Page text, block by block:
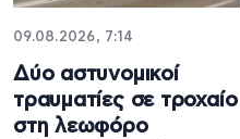
09.08.2026, 7:14
Δύο αστυνομικοί
τραυματίες σε τροχαίο
στη λεωφόρο